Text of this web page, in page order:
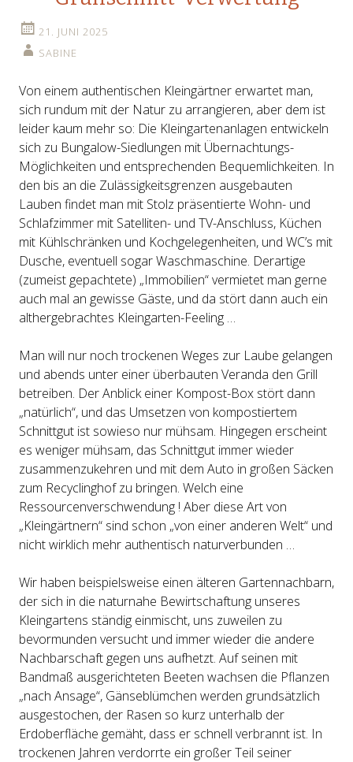
21. JUNI 2025
SABINE
Von einem authentischen Kleingärtner erwartet man,
sich rundum mit der Natur zu arrangieren, aber dem ist
leider kaum mehr so: Die Kleingartenanlagen entwickeln
sich zu Bungalow-Siedlungen mit Übernachtungs-
Möglichkeiten und entsprechenden Bequemlichkeiten. In
den bis an die Zulässigkeitsgrenzen ausgebauten
Lauben findet man mit Stolz präsentierte Wohn- und
Schlafzimmer mit Satelliten- und TV-Anschluss, Küchen
mit Kühlschränken und Kochgelegenheiten, und WC’s mit
Dusche, eventuell sogar Waschmaschine. Derartige
(zumeist gepachtete) „Immobilien“ vermietet man gerne
auch mal an gewisse Gäste, und da stört dann auch ein
althergebrachtes Kleingarten-Feeling …
Man will nur noch trockenen Weges zur Laube gelangen
und abends unter einer überbauten Veranda den Grill
betreiben. Der Anblick einer Kompost-Box stört dann
„natürlich“, und das Umsetzen von kompostiertem
Schnittgut ist sowieso nur mühsam. Hingegen erscheint
es weniger mühsam, das Schnittgut immer wieder
zusammenzukehren und mit dem Auto in großen Säcken
zum Recyclinghof zu bringen. Welch eine
Ressourcenverschwendung ! Aber diese Art von
„Kleingärtnern“ sind schon „von einer anderen Welt“ und
nicht wirklich mehr authentisch naturverbunden …
Wir haben beispielsweise einen älteren Gartennachbarn,
der sich in die naturnahe Bewirtschaftung unseres
Kleingartens ständig einmischt, uns zuweilen zu
bevormunden versucht und immer wieder die andere
Nachbarschaft gegen uns aufhetzt. Auf seinen mit
Bandmaß ausgerichteten Beeten wachsen die Pflanzen
„nach Ansage“, Gänseblümchen werden grundsätzlich
ausgestochen, der Rasen so kurz unterhalb der
Erdoberfläche gemäht, dass er schnell verbrannt ist. In
trockenen Jahren verdorrte ein großer Teil seiner